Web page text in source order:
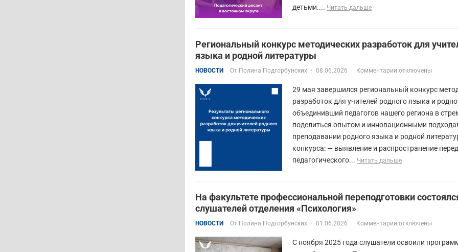
детьми.... Читать дальше
Региональный конкурс методических разработок для
языка и родной литературы
НОВОСТИ От Полина Подгорбунских · 08.06.2026 · Комментарии отключены
29 мая завершился региональный конкурс
разработок для учителей родного языка и
объединивший педагогов нашего региона в
поделиться опытом и инновационными
преподавании родного языка и родной
конкурса: — выявление и распространение
педагогического... Читать дальше
На факультете профессиональной переподготовки
слушателей отделения «Психология»
НОВОСТИ От Полина Подгорбунских · 01.06.2026 · Комментарии отключены
С ноября 2025 года слушатели освоили